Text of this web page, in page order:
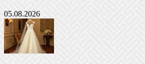
05.08.2026